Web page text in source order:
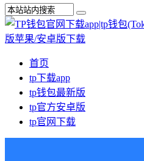
首页
tp下载app
tp钱包最新版
tp官方安卓版
tp官网下载